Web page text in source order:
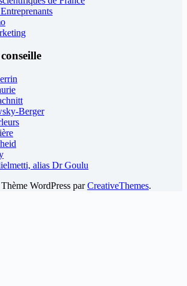
Berger
alias Dr Goulu
WordPress parCreativeThemes.